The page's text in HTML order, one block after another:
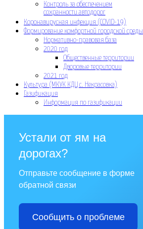
Контроль за обеспечением
сохранности автодорог
Коронавирусная инфекция (COVID-19)
Формирование комфортной городской среды
Нормативно-правовая база
2020 год
Общественные территории
Дворовые территории
2021 год
Культура (МКУК КДЦ с. Некрасовка)
Газификация
Информация по газификации
Устали от ям на
дорогах?
Отправьте сообщение в форме
обратной связи
Сообщить о проблеме